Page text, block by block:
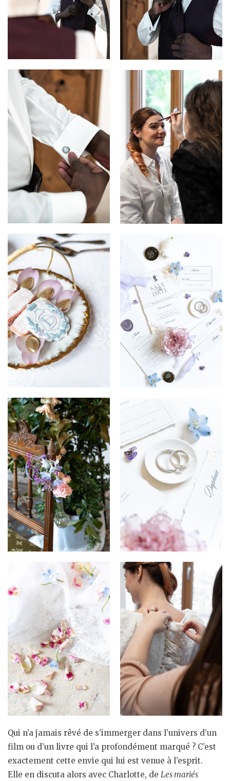
Qui n’a jamais rêvé de s’immerger dans l’univers d’un
film ou d’un livre qui l’a profondément marqué ? C’est
exactement cette envie qui lui est venue à l’esprit.
Elle en discuta alors avec Charlotte, de Les mariés